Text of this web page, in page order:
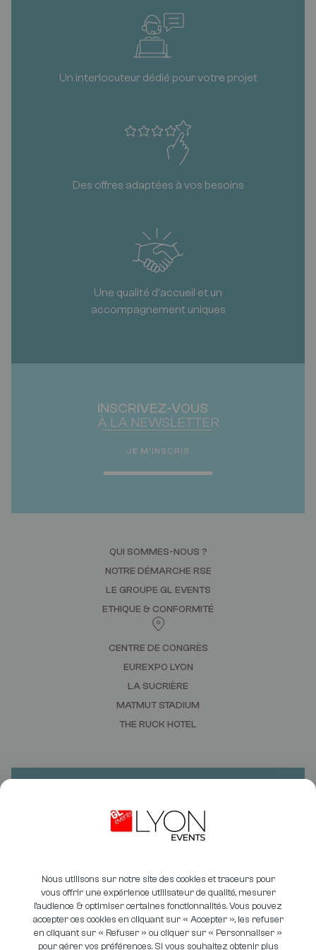
Un interlocuteur dédié pour votre projet
Des offres adaptées à vos besoins
Une qualité d'accueil et un
accompagnement uniques
INSCRIVEZ-VOUS
À LA NEWSLETTER
JE M'INSCRIS
QUI SOMMES-NOUS ?
NOTRE DÉMARCHE RSE
LE GROUPE GL EVENTS
ETHIQUE & CONFORMITÉ
CENTRE DE CONGRÈS
EUREXPO LYON
LA SUCRIÈRE
MATMUT STADIUM
THE RUCK HOTEL
VOUS AVEZ UN PROJET ?
BESOIN D'UN DEVIS ?
Nous utilisons sur notre site des cookies et traceurs pour
vous offrir une expérience utilisateur de qualité, mesurer
l’audience & optimiser certaines fonctionnalités. Vous pouvez
accepter ces cookies en cliquant sur « Accepter », les refuser
en cliquant sur « Refuser » ou cliquer sur « Personnaliser »
pour gérer vos préférences. Si vous souhaitez obtenir plus